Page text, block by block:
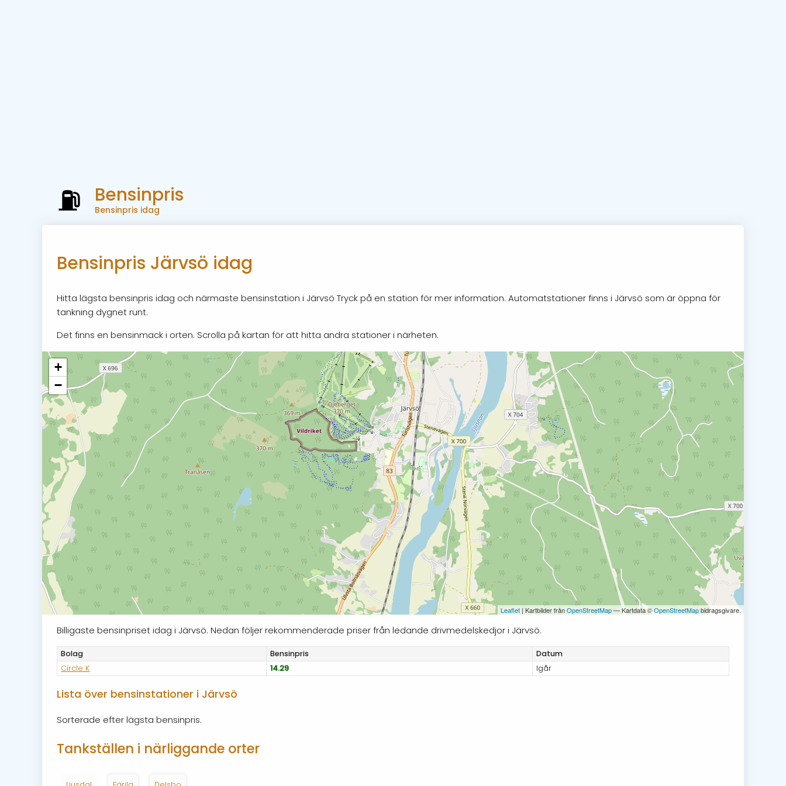
Bensinpris
Bensinpris idag
Bensinpris Järvsö idag
Hitta lägsta bensinpris idag och närmaste bensinstation i Järvsö Tryck på en station för mer information. Automatstationer finns i Järvsö som är öppna för
tankning dygnet runt.
Det finns en bensinmack i orten. Scrolla på kartan för att hitta andra stationer i närheten.
+
−
Leaflet | Kartbilder frånOpenStreetMap— Kartdata ©OpenStreetMapbidragsgivare.
Billigaste bensinpriset idag i Järvsö. Nedan följer rekommenderade priser från ledande drivmedelskedjor i Järvsö.
Bolag Bensinpris
Datum
Circle K
14.29 Igår
Lista över bensinstationer i Järvsö
Sorterade efter lägsta bensinpris.
Tankställen i närliggande orter